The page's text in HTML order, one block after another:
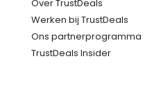
Over TrustDeals
Werken bij TrustDeals
Ons partnerprogramma
TrustDeals Insider